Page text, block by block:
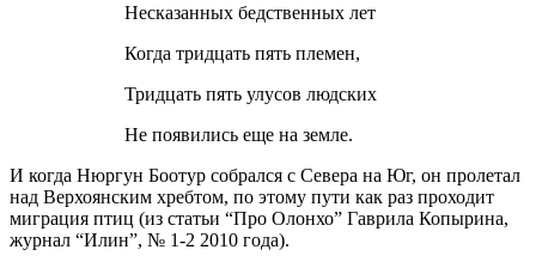
Несказанных бедственных лет
Когда тридцать пять племен,
Тридцать пять улусов людских
Не появились еще на земле.
И когда Нюргун Боотур собрался с Севера на Юг, он пролетал
над Верхоянским хребтом, по этому пути как раз проходит
миграция птиц (из статьи “Про Олонхо” Гаврила Копырина,
журнал “Илин”, № 1-2 2010 года).